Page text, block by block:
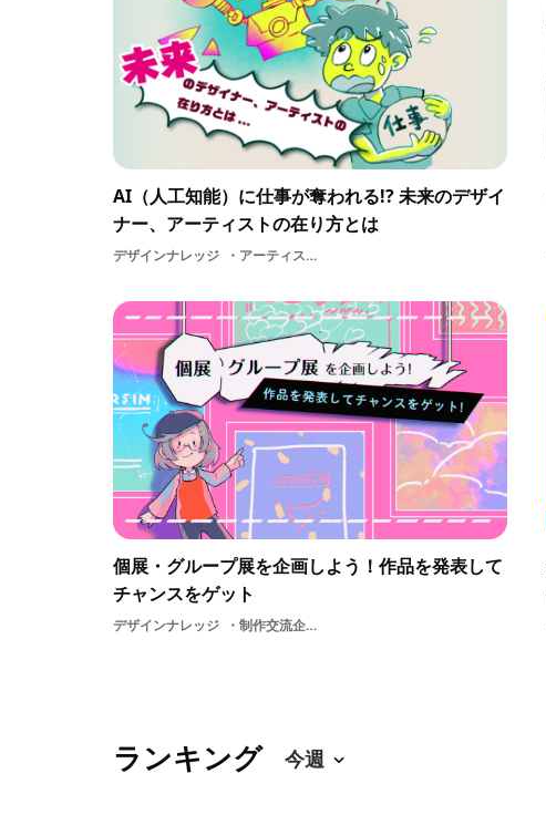
AI（人工知能）に仕事が奪われる!? 未来のデザイ
ナー、アーティストの在り方とは
デザインナレッジ アーティストスキルAI（人工知能）国際アイデアテクノロジーサービス大学アウトプットデザインクリエイティブグラフィックデザイナー大学生アナログデジタルWEBアプリケーションUIビジネスはたらくビビビットグラフィックデザインデザインプレゼンテーショングラフィッククリエイティブ・コモンズ地域プログラミングイラストレータークリエイティブアドバイザー就活フロントエンドクリエイティブディレクターアートユーザー体験DESIGNゲームスキルWebデザイナー世界ITサービスー人工知能交流
個展・グループ展を企画しよう！作品を発表して
チャンスをゲット
デザインナレッジ 制作交流企画展示ギャラリー展示企画アート
ランキング